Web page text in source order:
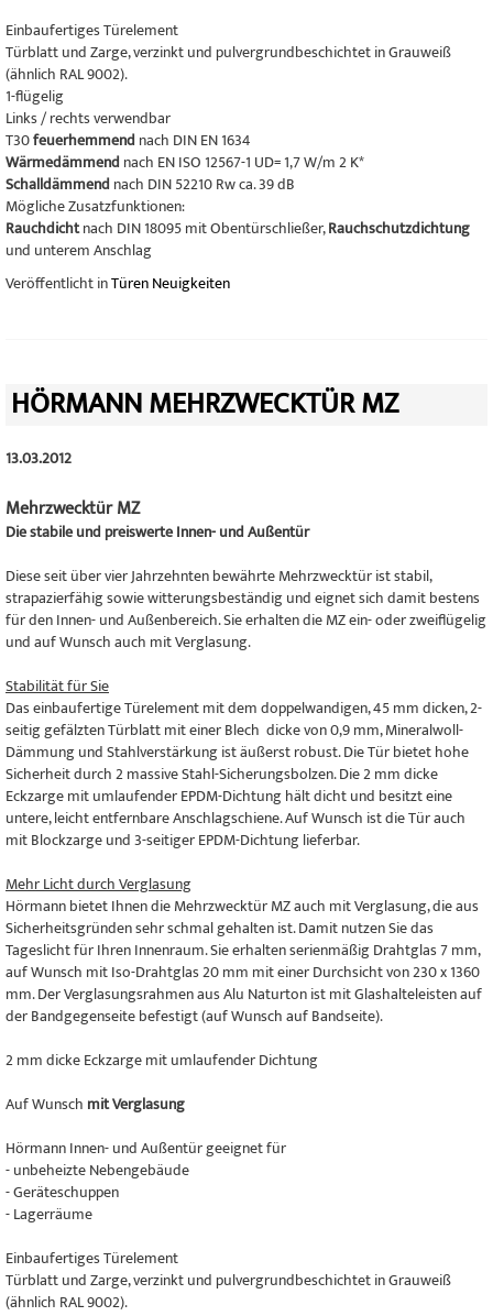
Einbaufertiges Türelement
Türblatt und Zarge, verzinkt und pulvergrundbeschichtet in Grauweiß
(ähnlich RAL 9002).
1-flügelig
Links / rechts verwendbar
T30feuerhemmend nach DIN EN 1634
Wärmedämmend nach EN ISO 12567-1 UD= 1,7 W/m 2 K*
Schalldämmend nach DIN 52210 Rw ca. 39 dB
Mögliche Zusatzfunktionen:
Rauchdichtnach DIN 18095 mit Obentürschließer,Rauchschutzdichtung
und unterem Anschlag
Veröffentlicht inTüren Neuigkeiten
HÖRMANN MEHRZWECKTÜR MZ
13.03.2012
Mehrzwecktür MZ
Die stabile und preiswerte Innen- und Außentür
Diese seit über vier Jahrzehnten bewährte Mehrzwecktür ist stabil,
strapazierfähig sowie witterungsbeständig und eignet sich damit bestens
für den Innen- und Außenbereich. Sie erhalten die MZ ein- oder zweiflügelig
und auf Wunsch auch mit Verglasung.
Stabilität für Sie
Das einbaufertige Türelement mit dem doppelwandigen, 45 mm dicken, 2-
seitig gefälzten Türblatt mit einer Blech dicke von 0,9 mm, Mineralwoll-
Dämmung und Stahlverstärkung ist äußerst robust. Die Tür bietet hohe
Sicherheit durch 2 massive Stahl-Sicherungsbolzen. Die 2 mm dicke
Eckzarge mit umlaufender EPDM-Dichtung hält dicht und besitzt eine
untere, leicht entfernbare Anschlagschiene. Auf Wunsch ist die Tür auch
mit Blockzarge und 3-seitiger EPDM-Dichtung lieferbar.
Mehr Licht durch Verglasung
Hörmann bietet Ihnen die Mehrzwecktür MZ auch mit Verglasung, die aus
Sicherheitsgründen sehr schmal gehalten ist. Damit nutzen Sie das
Tageslicht für Ihren Innenraum. Sie erhalten serienmäßig Drahtglas 7 mm,
auf Wunsch mit Iso-Drahtglas 20 mm mit einer Durchsicht von 230 x 1360
mm. Der Verglasungsrahmen aus Alu Naturton ist mit Glashalteleisten auf
der Bandgegenseite befestigt (auf Wunsch auf Bandseite).
2 mm dicke Eckzarge mit umlaufender Dichtung
Auf Wunsch mit Verglasung
Hörmann Innen- und Außentür geeignet für
- unbeheizte Nebengebäude
- Geräteschuppen
- Lagerräume
Einbaufertiges Türelement
Türblatt und Zarge, verzinkt und pulvergrundbeschichtet in Grauweiß
(ähnlich RAL 9002).